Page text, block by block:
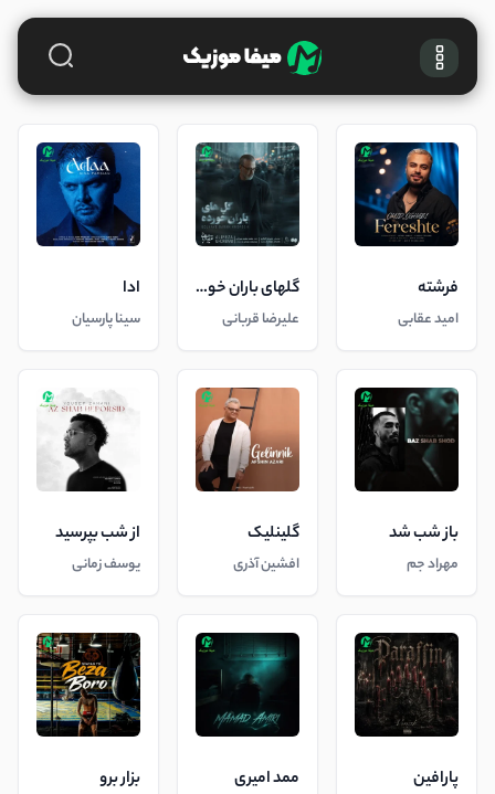
فرشته
امید عقابی
گلهای باران خورده
علیرضا قربانی
ادا
سینا پارسیان
باز شب شد
مهراد جم
گلینلیک
افشین آذری
از شب بپرسید
یوسف زمانی
پارافین ممد امیری بزار برو